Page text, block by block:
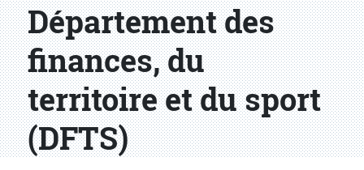
Département des
finances, du
territoire et du sport
(DFTS)